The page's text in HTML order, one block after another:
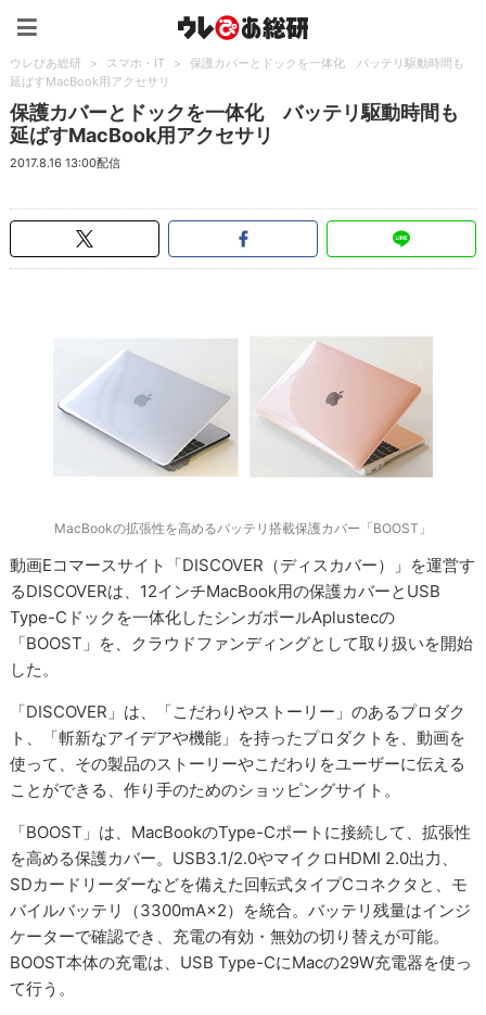
ウレぴあ総研 > スマホ・IT >
保護カバーとドックを一体化 バッテリ駆動時間も
延ばすMacBook用アクセサリ
保護カバーとドックを一体化 バッテリ駆動時間も
延ばすMacBook用アクセサリ
2017.8.16 13:00配信
MacBookの拡張性を高めるバッテリ搭載保護カバー「BOOST」
動画Eコマースサイト「DISCOVER（ディスカバー）」を運営す
るDISCOVERは、12インチMacBook用の保護カバーとUSB
Type-Cドックを一体化したシンガポールAplustecの
「BOOST」を、クラウドファンディングとして取り扱いを開始
した。
「DISCOVER」は、「こだわりやストーリー」のあるプロダク
ト、「斬新なアイデアや機能」を持ったプロダクトを、動画を
使って、その製品のストーリーやこだわりをユーザーに伝える
ことができる、作り手のためのショッピングサイト。
「BOOST」は、MacBookのType-Cポートに接続して、拡張性
を高める保護カバー。USB3.1/2.0やマイクロHDMI 2.0出力、
SDカードリーダーなどを備えた回転式タイプCコネクタと、モ
バイルバッテリ（3300mA×2）を統合。バッテリ残量はインジ
ケーターで確認でき、充電の有効・無効の切り替えが可能。
BOOST本体の充電は、USB Type-CにMacの29W充電器を使っ
て行う。